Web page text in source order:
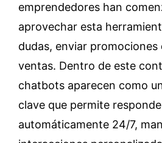
emprendedores han
aprovechar esta
dudas, enviar
ventas. Dentro de este
chatbots aparecen como
clave que permite
automáticamente 24/7,